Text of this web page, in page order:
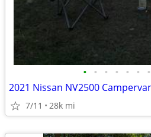
• • • • • • •
2021 Nissan NV2500
7/11 28k mi